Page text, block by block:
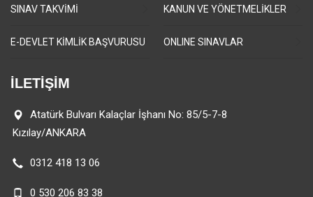
SINAV TAKVİMİ KANUN VE YÖNETMELİKLER
E-DEVLET KİMLİK BAŞVURUSU ONLINE SINAVLAR
İLETİŞİM
Atatürk Bulvarı Kalaçlar İşhanı No: 85/5-7-8
Kızılay/ANKARA
0312 418 13 06
0 530 206 83 38